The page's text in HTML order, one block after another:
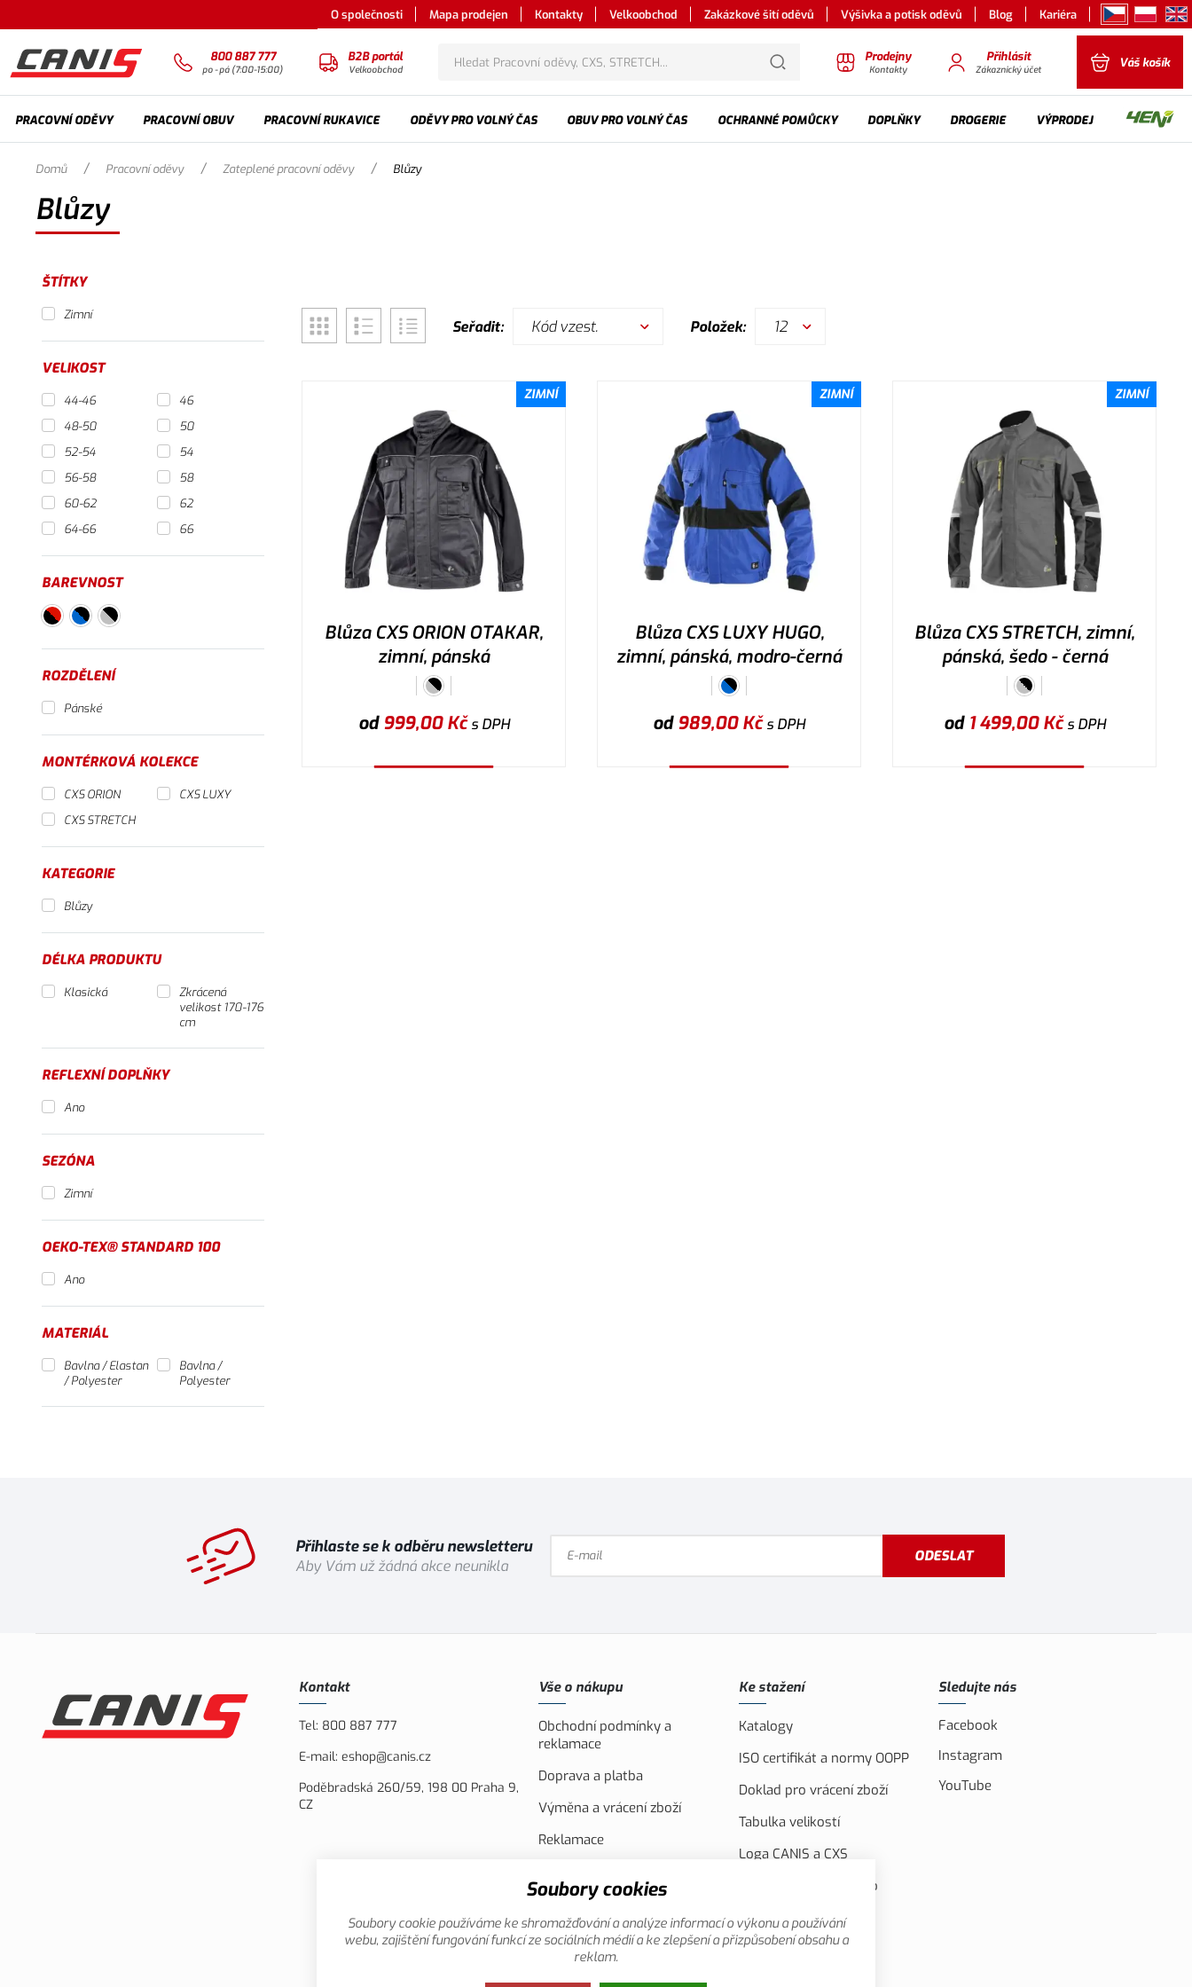
O společnosti Mapa prodejen Kontakty Velkoobchod Zakázkové šití oděvů Výšivka a potisk oděvů Blog Kariéra
800 887 777
po - pá (7:00-15:00)
B2B portál
Velkoobchod
Prodejny
Kontakty
Přihlásit
Zákaznický účet Váš košík
PRACOVNÍ ODĚVY PRACOVNÍ OBUV PRACOVNÍ RUKAVICE ODĚVY PRO VOLNÝ ČAS OBUV PRO VOLNÝ ČAS OCHRANNÉ POMŮCKY DOPLŇKY DROGERIE VÝPRODEJ
Domů / Pracovní oděvy / Zateplené pracovní oděvy / Blůzy
Blůzy
ŠTÍTKY
Zimní
VELIKOST
44-46
46
48-50
50
52-54
54
56-58
58
60-62
62
64-66
66
BAREVNOST
ROZDĚLENÍ
Pánské
MONTÉRKOVÁ KOLEKCE
CXS ORION
CXS LUXY
CXS STRETCH
KATEGORIE
Blůzy
DÉLKA PRODUKTU
Klasická
Zkrácená
velikost 170-176
cm
REFLEXNÍ DOPLŇKY
Ano
SEZÓNA
Zimní
OEKO-TEX® STANDARD 100
Ano
MATERIÁL
Bavlna / Elastan
/ Polyester
Bavlna /
Polyester
Seřadit: Kód vzest. Položek: 12
ZIMNÍ
Blůza CXS ORION OTAKAR,
zimní, pánská
od999,00Kčs DPH
ZIMNÍ
Blůza CXS LUXY HUGO,
zimní, pánská, modro-černá
od989,00Kčs DPH
ZIMNÍ
Blůza CXS STRETCH, zimní,
pánská, šedo - černá
od 1 499,00Kčs DPH
Přihlaste se k odběru newsletteru
Aby Vám už žádná akce neunikla
ODESLAT
Kontakt
Tel: 800 887 777
E-mail: eshop@canis.cz
Poděbradská 260/59, 198 00 Praha 9,
CZ
Vše o nákupu
Obchodní podmínky a
reklamace
Doprava a platba
Výměna a vrácení zboží
Reklamace
Akční leták
Ke stažení
Katalogy
ISO certifikát a normy OOPP
Doklad pro vrácení zboží
Tabulka velikostí
Loga CANIS a CXS
FVE Spolufinancováno
Reklamní videa
Sledujte nás
Facebook
Instagram
YouTube
Soubory cookies
Soubory cookie používáme ke shromažďování a analýze informací o výkonu a používání
webu, zajištění fungování funkcí ze sociálních médií a ke zlepšení a přizpůsobení obsahu a
reklam.